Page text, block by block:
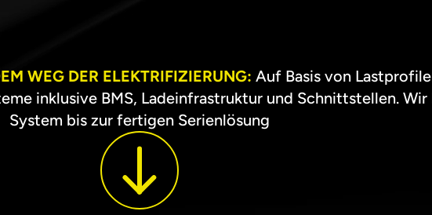
WEG DER ELEKTRIFIZIERUNG: Auf Basis von
inklusive BMS, Ladeinfrastruktur und Schnittstellen.
System bis zur fertigen Serienlösung